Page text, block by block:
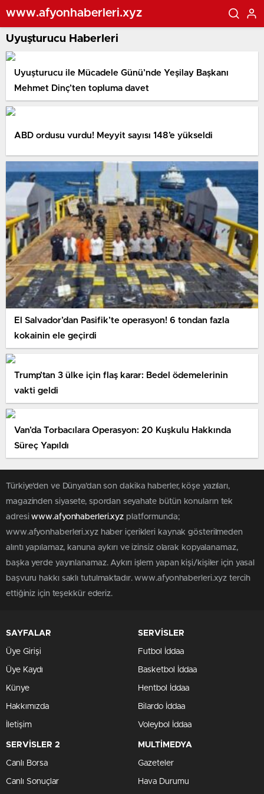
www.afyonhaberleri.xyz
Uyuşturucu Haberleri
Uyuşturucu ile Mücadele Günü’nde Yeşilay Başkanı
Mehmet Dinç’ten topluma davet
ABD ordusu vurdu! Meyyit sayısı 148’e yükseldi
El Salvador’dan Pasifik’te operasyon! 6 tondan fazla
kokainin ele geçirdi
Trump’tan 3 ülke için flaş karar: Bedel ödemelerinin
vakti geldi
Van’da Torbacılara Operasyon: 20 Kuşkulu Hakkında
Süreç Yapıldı
Türkiye'den ve Dünya’dan son dakika haberler, köşe yazıları,
magazinden siyasete, spordan seyahate bütün konuların tek
adresiwww.afyonhaberleri.xyz platformunda;
www.afyonhaberleri.xyz haber içerikleri kaynak gösterilmeden
alıntı yapılamaz, kanuna aykırı ve izinsiz olarak kopyalanamaz,
başka yerde yayınlanamaz. Aykırı işlem yapan kişi/kişiler için yasal
başvuru hakkı saklı tutulmaktadır. www.afyonhaberleri.xyz tercih
ettiğiniz için teşekkür ederiz.
SAYFALAR
Üye Girişi
Üye Kaydı
Künye
Hakkımızda
İletişim
SERVİSLER
Futbol İddaa
Basketbol İddaa
Hentbol İddaa
Bilardo İddaa
Voleybol İddaa
SERVİSLER 2
Canlı Borsa
Canlı Sonuçlar
MULTİMEDYA
Gazeteler
Hava Durumu